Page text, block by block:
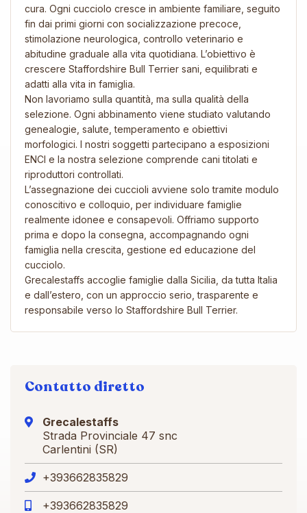
cura. Ogni cucciolo cresce in ambiente familiare, seguito
fin dai primi giorni con socializzazione precoce,
stimolazione neurologica, controllo veterinario e
abitudine graduale alla vita quotidiana. L’obiettivo è
crescere Staffordshire Bull Terrier sani, equilibrati e
adatti alla vita in famiglia.
Non lavoriamo sulla quantità, ma sulla qualità della
selezione. Ogni abbinamento viene studiato valutando
genealogie, salute, temperamento e obiettivi
morfologici. I nostri soggetti partecipano a esposizioni
ENCI e la nostra selezione comprende cani titolati e
riproduttori controllati.
L’assegnazione dei cuccioli avviene solo tramite modulo
conoscitivo e colloquio, per individuare famiglie
realmente idonee e consapevoli. Offriamo supporto
prima e dopo la consegna, accompagnando ogni
famiglia nella crescita, gestione ed educazione del
cucciolo.
Grecalestaffs accoglie famiglie dalla Sicilia, da tutta Italia
e dall’estero, con un approccio serio, trasparente e
responsabile verso lo Staffordshire Bull Terrier.
Contatto diretto
Grecalestaffs
Strada Provinciale 47 snc
Carlentini (SR)
+393662835829
+393662835829